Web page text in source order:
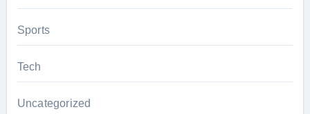
Sports
Tech
Uncategorized